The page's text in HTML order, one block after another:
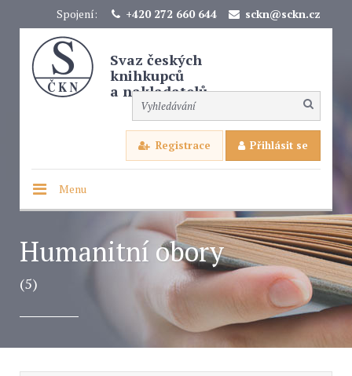
Spojení: +420 272 660 644 sckn@sckn.cz
Svaz českých
knihkupců
a nakladatelů
Registrace Přihlásit se
Menu
Humanitní obory
(5)